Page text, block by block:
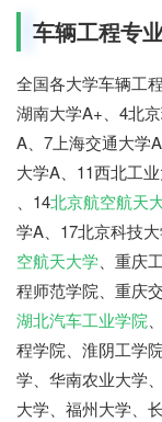
车辆工程专
全国各大学车辆工
湖南大学A+、4北
A、7上海交通大学
大学A、11西北工
、14北京航空航天
学A、17北京科技
空航天大学 、重
程师范学院、重庆
湖北汽车工业学院
程学院、淮阴工学
学、华南农业大学
大学、福州大学、